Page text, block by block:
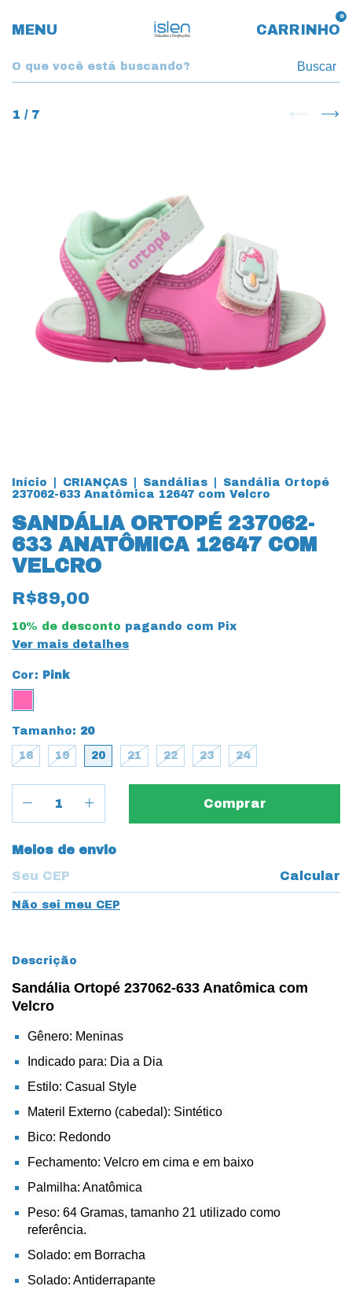
MENU CARRINHO
0
Buscar
1 / 7
Início CRIANÇAS Sandálias
Sandália Ortopé
237062-633 Anatômica 12647 com Velcro
SANDÁLIA ORTOPÉ 237062-
633 ANATÔMICA 12647 COM
VELCRO
R$89,00
10% de desconto pagando com Pix
Ver mais detalhes
Cor: Pink
Tamanho: 20
18 19 20 21 22 23 24
Entregas para o CEP:
Meios de envio
Calcular
Não sei meu CEP
Descrição
Sandália Ortopé 237062-633 Anatômica com
Velcro
Gênero: Meninas
Indicado para: Dia a Dia
Estilo: Casual Style
Materil Externo (cabedal): Sintético
Bico: Redondo
Fechamento: Velcro em cima e em baixo
Palmilha: Anatômica
Peso: 64 Gramas, tamanho 21 utilizado como
referência.
Solado: em Borracha
Solado: Antiderrapante